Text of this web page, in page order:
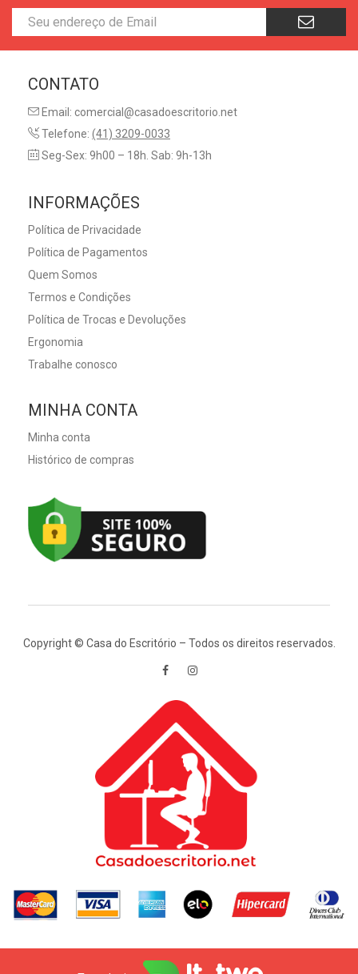
CONTATO
Email: comercial@casadoescritorio.net
Telefone: (41) 3209-0033
Seg-Sex: 9h00 – 18h. Sab: 9h-13h
INFORMAÇÕES
Política de Privacidade
Política de Pagamentos
Quem Somos
Termos e Condições
Política de Trocas e Devoluções
Ergonomia
Trabalhe conosco
MINHA CONTA
Minha conta
Histórico de compras
Copyright © Casa do Escritório – Todos os direitos reservados.